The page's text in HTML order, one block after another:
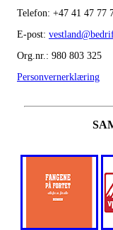
Telefon: +47 41 47 77
E-post:
Org.nr.: 980 803 325
Personvernerklæring